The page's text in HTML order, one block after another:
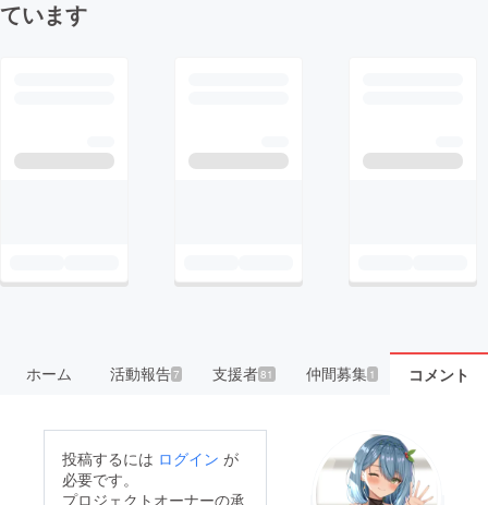
ています
ホーム 活動報告7 支援者81 仲間募集 1 コメント
投稿するには ログイン が
必要です。
プロジェクトオーナーの承